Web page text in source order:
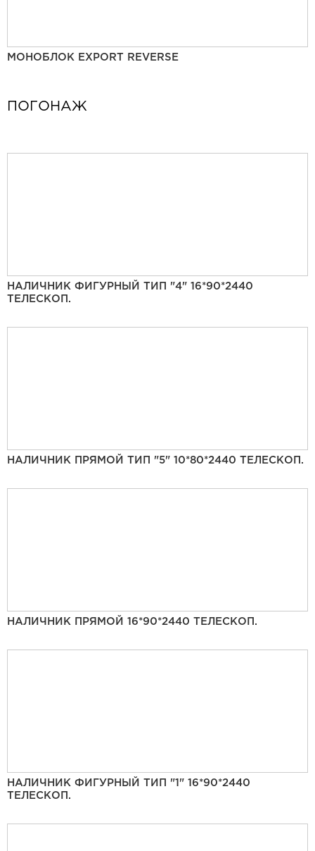
МОНОБЛОК EXPORT REVERSE
ПОГОНАЖ
НАЛИЧНИК ФИГУРНЫЙ ТИП "4" 16*90*2440
ТЕЛЕСКОП.
НАЛИЧНИК ПРЯМОЙ ТИП "5" 10*80*2440 ТЕЛЕСКОП.
НАЛИЧНИК ПРЯМОЙ 16*90*2440 ТЕЛЕСКОП.
НАЛИЧНИК ФИГУРНЫЙ ТИП "1" 16*90*2440
ТЕЛЕСКОП.